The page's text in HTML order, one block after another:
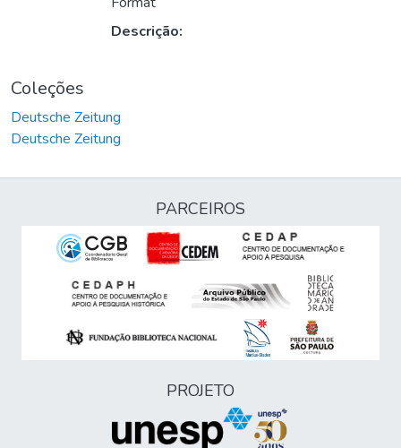
Descrição:
Coleções
Deutsche Zeitung
Deutsche Zeitung
PARCEIROS
PROJETO